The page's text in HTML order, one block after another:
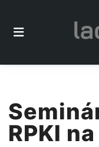
RPKI